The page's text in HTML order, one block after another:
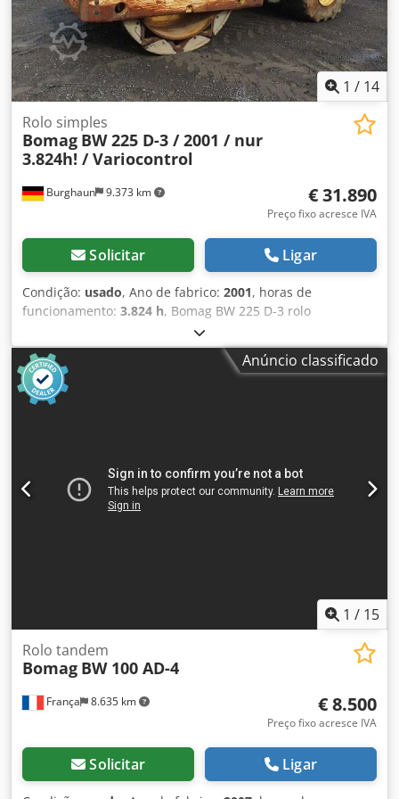
1 / 14
Burghaun 9.373 km
Rolo simples
Bomag BW 225 D-3 / 2001 / nur
3.824h! / Variocontrol
€ 31.890
Preço fixo acresce IVA
Solicitar Ligar
Condição: usado, Ano de fabrico: 2001, horas de
funcionamento: 3.824 h, Bomag BW 225 D-3 rolo
compactador, ano de fabricação: 2001, horas de operação:
apenas 3.824 h, motor: Deutz [145kW/197CV], Variocontrol,
peso: 24.700 kg, impressora, pneus: 40%, máquina alemã,
estado conforme a idade, pronta para uso. Mediante
solicitação, podemos elaborar uma proposta de leasing ou
erros e venda prévia! Locação possível = Mais informações
= Para mais informações, entre em contato com Tobias
Ebert. Cjdpfx Ajzpdhzoiporf
Anúncio classificado
1 / 15
França 8.635 km
Rolo tandem
Bomag BW 100 AD-4
€ 8.500
Preço fixo acresce IVA
Solicitar Ligar